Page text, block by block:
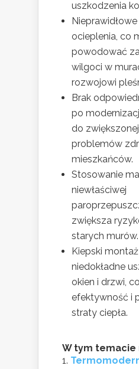
uszkodzenia
ocieplenia, co
powodować
wilgoci w
rozwojowi
Brak
po
do
problemów
mieszkańców.
Stosowanie
niewłaściwej
zwiększa
starych murów.
Kiepski
niedokładne
okien i drzwi,
efektywność i
straty ciepła.
W tym temacie